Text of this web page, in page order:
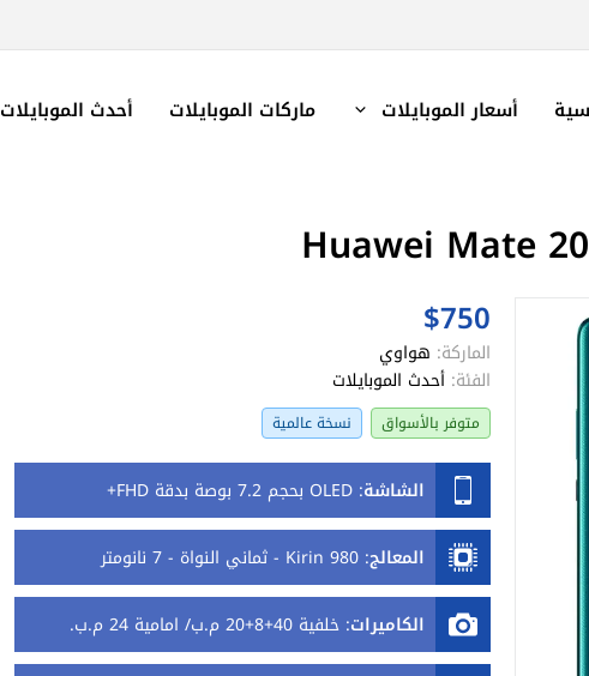
أسعار الموبايلات ماركات الموبايلات أحدث الموبايلات
$750
الماركة: هواوي
الفئة: أحدث الموبايلات
متوفر بالأسواق نسخة عالمية
الشاشة:OLED بحجم 7.2 بوصة بدقة FHD+
المعالج:Kirin 980 - ثماني النواة - 7 نانومتر
الكاميرات:خلفية 40+8+20 م.ب/ امامية 24 م.ب.